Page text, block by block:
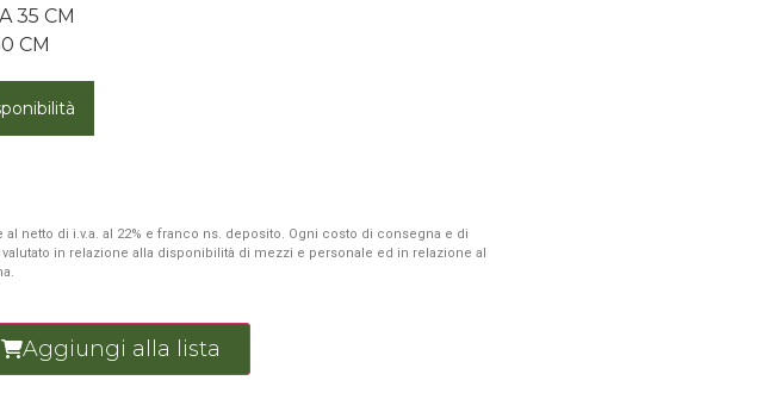
35 CM
CM
al netto di i.v.a. al 22% e franco ns. deposito. Ogni costo di consegna e di
in relazione alla disponibilità di mezzi e personale ed in relazione al
Aggiungi alla lista